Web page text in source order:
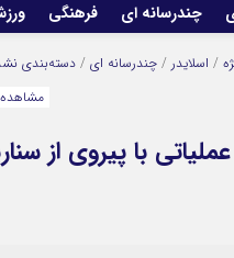
چندرسانه ای فرهنگی
/ اسلایدر / چندرسانه ای / دسته‌بندی
با پیروی از